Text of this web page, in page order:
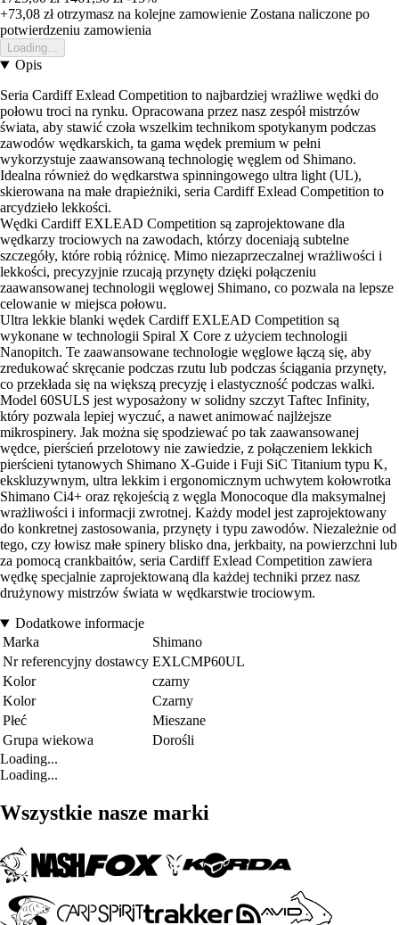
+73,08 złotrzymasz na kolejne zamowienie Zostana naliczone po
potwierdzeniu zamowienia
Loading...
Opis
Seria Cardiff Exlead Competition to najbardziej wrażliwe wędki do
połowu troci na rynku. Opracowana przez nasz zespół mistrzów
świata, aby stawić czoła wszelkim technikom spotykanym podczas
zawodów wędkarskich, ta gama wędek premium w pełni
wykorzystuje zaawansowaną technologię węglem od Shimano.
Idealna również do wędkarstwa spinningowego ultra light (UL),
skierowana na małe drapieżniki, seria Cardiff Exlead Competition to
arcydzieło lekkości.
Wędki Cardiff EXLEAD Competition są zaprojektowane dla
wędkarzy trociowych na zawodach, którzy doceniają subtelne
szczegóły, które robią różnicę. Mimo niezaprzeczalnej wrażliwości i
lekkości, precyzyjnie rzucają przynęty dzięki połączeniu
zaawansowanej technologii węglowej Shimano, co pozwala na lepsze
celowanie w miejsca połowu.
Ultra lekkie blanki wędek Cardiff EXLEAD Competition są
wykonane w technologii Spiral X Core z użyciem technologii
Nanopitch. Te zaawansowane technologie węglowe łączą się, aby
zredukować skręcanie podczas rzutu lub podczas ściągania przynęty,
co przekłada się na większą precyzję i elastyczność podczas walki.
Model 60SULS jest wyposażony w solidny szczyt Taftec Infinity,
który pozwala lepiej wyczuć, a nawet animować najlżejsze
mikrospinery. Jak można się spodziewać po tak zaawansowanej
wędce, pierścień przelotowy nie zawiedzie, z połączeniem lekkich
pierścieni tytanowych Shimano X-Guide i Fuji SiC Titanium typu K,
ekskluzywnym, ultra lekkim i ergonomicznym uchwytem kołowrotka
Shimano Ci4+ oraz rękojeścią z węgla Monocoque dla maksymalnej
wrażliwości i informacji zwrotnej. Każdy model jest zaprojektowany
do konkretnej zastosowania, przynęty i typu zawodów. Niezależnie od
tego, czy łowisz małe spinery blisko dna, jerkbaity, na powierzchni lub
za pomocą crankbaitów, seria Cardiff Exlead Competition zawiera
wędkę specjalnie zaprojektowaną dla każdej techniki przez nasz
drużynowy mistrzów świata w wędkarstwie trociowym.
Dodatkowe informacje
Marka
Shimano
Nr referencyjny dostawcy EXLCMP60UL
Kolor
czarny
Kolor
Czarny
Płeć
Mieszane
Grupa wiekowa
Dorośli
Loading...
Loading...
Wszystkie nasze marki